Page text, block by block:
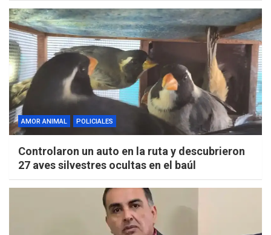
AMOR ANIMAL POLICIALES
Controlaron un auto en la ruta y descubrieron
27 aves silvestres ocultas en el baúl